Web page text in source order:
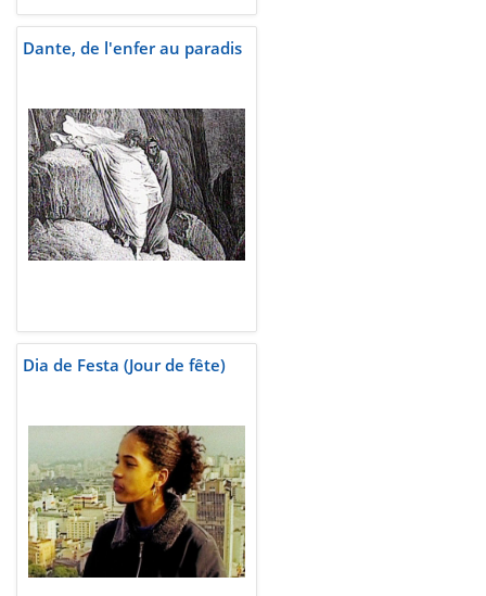
Dante, de l'enfer au paradis
Dia de Festa (Jour de fête)